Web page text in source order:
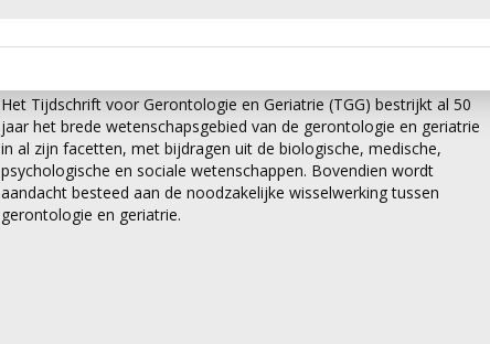
Het Tijdschrift voor Gerontologie en Geriatrie (TGG) bestrijkt al 50
jaar het brede wetenschapsgebied van de gerontologie en geriatrie
in al zijn facetten, met bijdragen uit de biologische, medische,
psychologische en sociale wetenschappen. Bovendien wordt
aandacht besteed aan de noodzakelijke wisselwerking tussen
gerontologie en geriatrie.